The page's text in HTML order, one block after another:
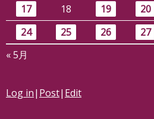
17
18 19 20
24
25 26 27
« 5月
Log in| Post| Edit